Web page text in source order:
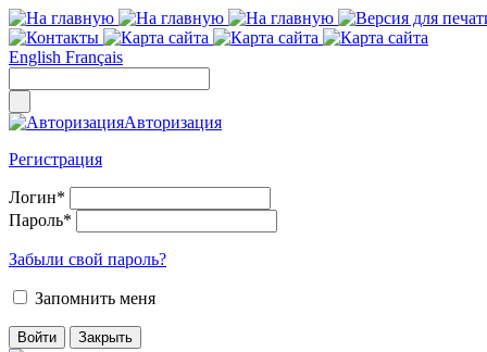
English Français
Авторизация
Регистрация
Логин*
Пароль*
Забыли свой пароль?
Запомнить меня